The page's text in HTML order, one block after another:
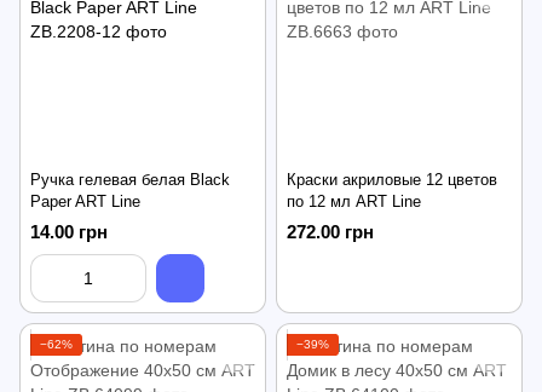
Ручка гелевая белая Black
Paper ART Line
14.00 грн
Краски акриловые 12 цветов
по 12 мл ART Line
272.00 грн
−62% −39%